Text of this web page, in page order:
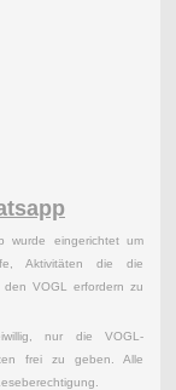
wurde eingerichtet um
Aktivitäten die die
VOGL erfordern zu
nur die VOGL-
frei zu geben. Alle